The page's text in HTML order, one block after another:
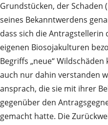
Grundstücken, der Schaden
seines Bekanntwerdens
dass sich die Antragstellerin
eigenen Biosojakulturen
Begriffs „neue“
auch nur dahin verstanden
ansprach, die sie mit ihrer
gegenüber den
gemacht hatte. Die